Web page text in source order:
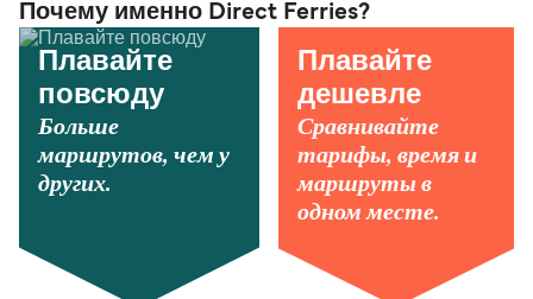
Почему именно Direct Ferries?
Плавайте
повсюду
Больше
маршрутов, чем у
других.
Плавайте
дешевле
Сравнивайте
тарифы, время и
маршруты в
одном месте.